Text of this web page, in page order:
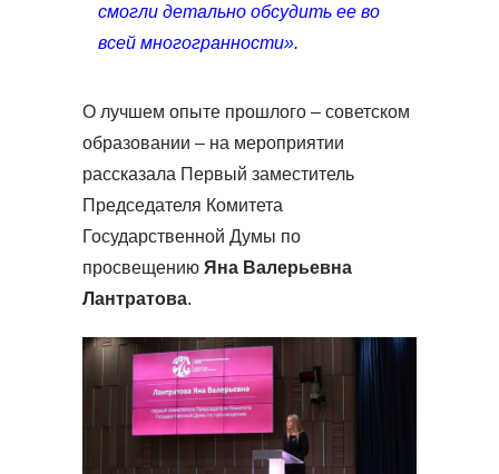
смогли детально обсудить ее во
всей многогранности».
О лучшем опыте прошлого – советском
образовании – на мероприятии
рассказала Первый заместитель
Председателя Комитета
Государственной Думы по
просвещению Яна Валерьевна
Лантратова.